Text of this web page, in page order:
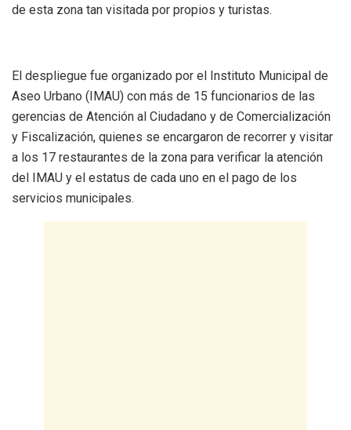
de esta zona tan visitada por propios y turistas.
El despliegue fue organizado por el Instituto Municipal de
Aseo Urbano (IMAU) con más de 15 funcionarios de las
gerencias de Atención al Ciudadano y de Comercialización
y Fiscalización, quienes se encargaron de recorrer y visitar
a los 17 restaurantes de la zona para verificar la atención
del IMAU y el estatus de cada uno en el pago de los
servicios municipales.